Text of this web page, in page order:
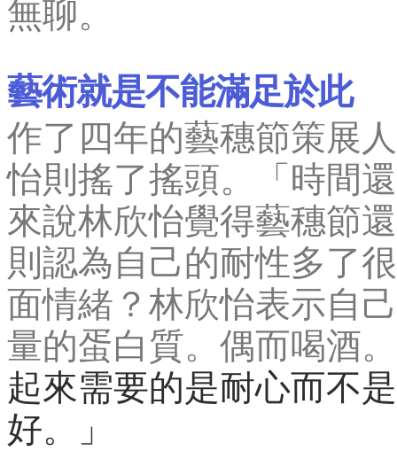
無聊。
藝術就是不能滿足於此
作了四年的藝穗節策展
怡則搖了搖頭。「時間
來說林欣怡覺得藝穗節
則認為自己的耐性多了
面情緒？林欣怡表示自
量的蛋白質。偶而喝酒。
起來需要的是耐心而不
好。」